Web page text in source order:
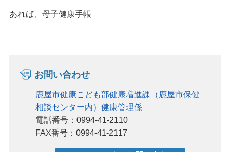
あれば、母子健康手帳
お問い合わせ
鹿屋市健康こども部健康増進課（鹿屋市保健
相談センター内）健康管理係
電話番号：0994-41-2110
FAX番号：0994-41-2117